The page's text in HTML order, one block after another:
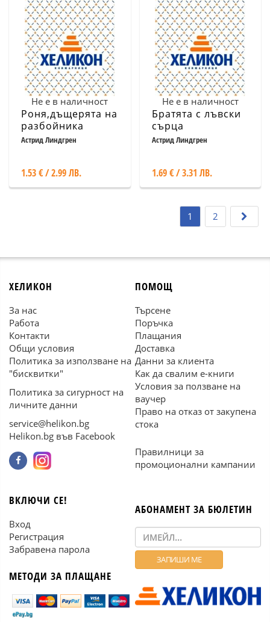
Не е в наличност
Роня,дъщерята на
разбойника
Астрид Линдгрен
1.53 € / 2.99 ЛВ.
Не е в наличност
Братята с лъвски
сърца
Астрид Линдгрен
1.69 € / 3.31 ЛВ.
1 2
ХЕЛИКОН
За нас
Работа
Контакти
Общи условия
Политика за използване на
"бисквитки"
Политика за сигурност на
личните данни
service@helikon.bg
Helikon.bg във Facebook
ПОМОЩ
Търсене
Поръчка
Плащания
Доставка
Данни за клиента
Как да свалим е-книги
Условия за ползване на
ваучер
Право на отказ от закупена
стока
Правилници за
промоционални кампании
ВКЛЮЧИ СЕ!
Вход
Регистрация
Забравена парола
МЕТОДИ ЗА ПЛАЩАНЕ
АБОНАМЕНТ ЗА БЮЛЕТИН